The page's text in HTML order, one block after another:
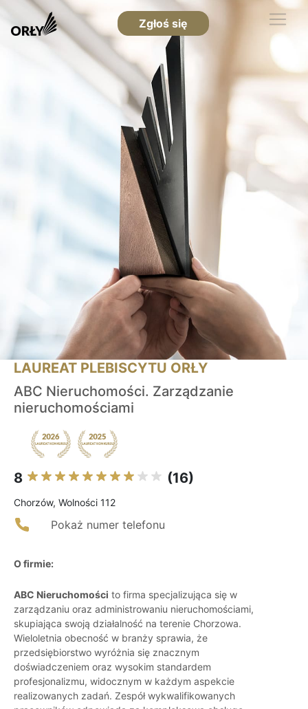
Zgłoś się
LAUREAT PLEBISCYTU ORŁY
ABC Nieruchomości. Zarządzanie
nieruchomościami
8 (16)
Chorzów, Wolności 112
Pokaż numer telefonu
O firmie:
ABC Nieruchomości to firma specjalizująca się w
zarządzaniu oraz administrowaniu nieruchomościami,
skupiająca swoją działalność na terenie Chorzowa.
Wieloletnia obecność w branży sprawia, że
przedsiębiorstwo wyróżnia się znacznym
doświadczeniem oraz wysokim standardem
profesjonalizmu, widocznym w każdym aspekcie
realizowanych zadań. Zespół wykwalifikowanych